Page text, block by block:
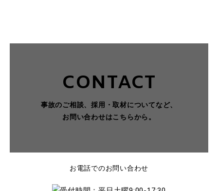
CONTACT
事故のご相談、採用・取材についてなど、
お問い合わせはこちらから。
お電話でのお問い合わせ